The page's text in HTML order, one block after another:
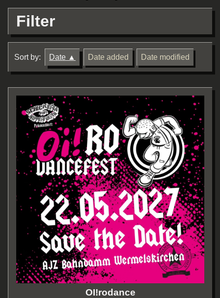
Filter
Sort by: Date Date added Date modified
OI!rodance